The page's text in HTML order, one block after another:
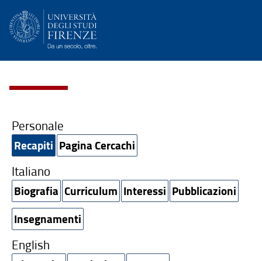
Personale
Recapiti Pagina Cercachi
Italiano
Biografia Curriculum Interessi Pubblicazioni
Insegnamenti
English